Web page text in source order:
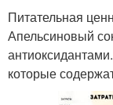
Питательная
Апельсиновый
которые